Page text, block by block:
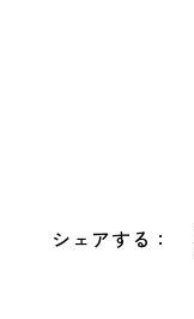
シェアする：